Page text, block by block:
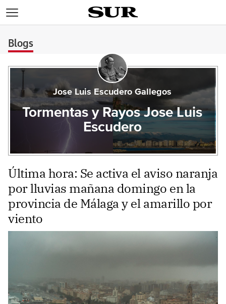
Blogs
Jose Luis Escudero Gallegos
Tormentas y Rayos Jose Luis
Escudero
Última hora: Se activa el aviso naranja
por lluvias mañana domingo en la
provincia de Málaga y el amarillo por
viento